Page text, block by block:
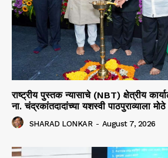
राष्ट्रीय पुस्तक न्यासाचे (NBT) क्षेत्रीय
ना. चंद्रकांतदादांच्या यशस्वी पाठपुराव्याला
SHARAD LONKAR - August 7, 2026